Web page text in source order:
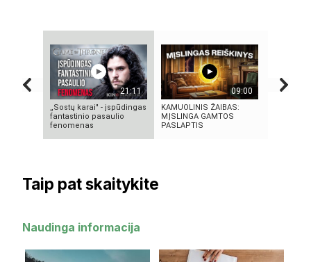
21:11
„Sostų karai" - įspūdingas
fantastinio pasaulio
fenomenas
09:00
KAMUOLINIS ŽAIBAS:
MĮSLINGA GAMTOS
PASLAPTIS
Taip pat skaitykite
Naudinga informacija